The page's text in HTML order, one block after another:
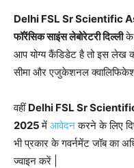
Delhi FSL Sr Scientific
फॉरेंसिक साइंस लेबोरेटरी दिल्लीके
आप योग्य कैंडिडेट है तो इस लेख
सीमा और एजुकेशनल
वहींDelhi FSL Sr
2025में आवेदनकरने के लिए
भी प्रकार के गवर्नमेंट जॉब का
ज्वाइन करें |